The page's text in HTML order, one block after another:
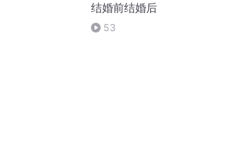
结婚前结婚后
53